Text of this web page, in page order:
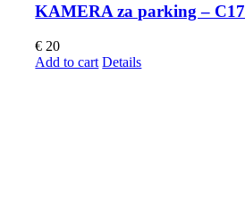
KAMERA za parking – C17
€ 20
Add to cart Details